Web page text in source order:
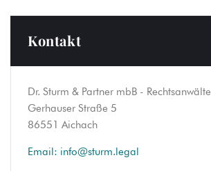
Kontakt
Dr. Sturm & Partner mbB - Rechtsanwälte
Gerhauser Straße 5
86551 Aichach
Email: info@sturm.legal